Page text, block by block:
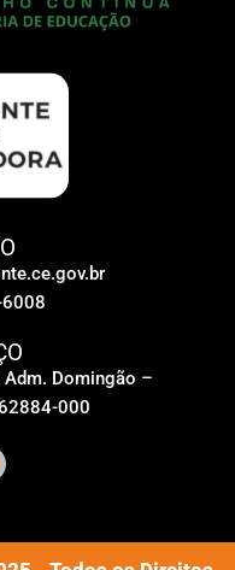
Adm. Domingão –
000